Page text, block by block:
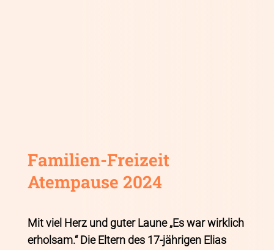
Familien-Freizeit
Atempause 2024
Mit viel Herz und guter Laune „Es war wirklich
erholsam.“ Die Eltern des 17-jährigen Elias